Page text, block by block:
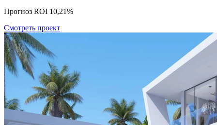
Прогноз ROI 10,21%
Смотреть проект